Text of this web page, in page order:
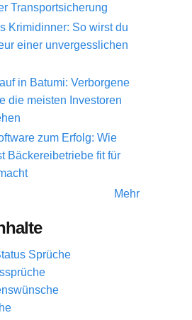
Transportsicherung
Krimidinner: So wirst du
einer unvergesslichen
in Batumi: Verborgene
die meisten Investoren
zum Erfolg: Wie
Bäckereibetriebe fit für
Mehr
Sprüche